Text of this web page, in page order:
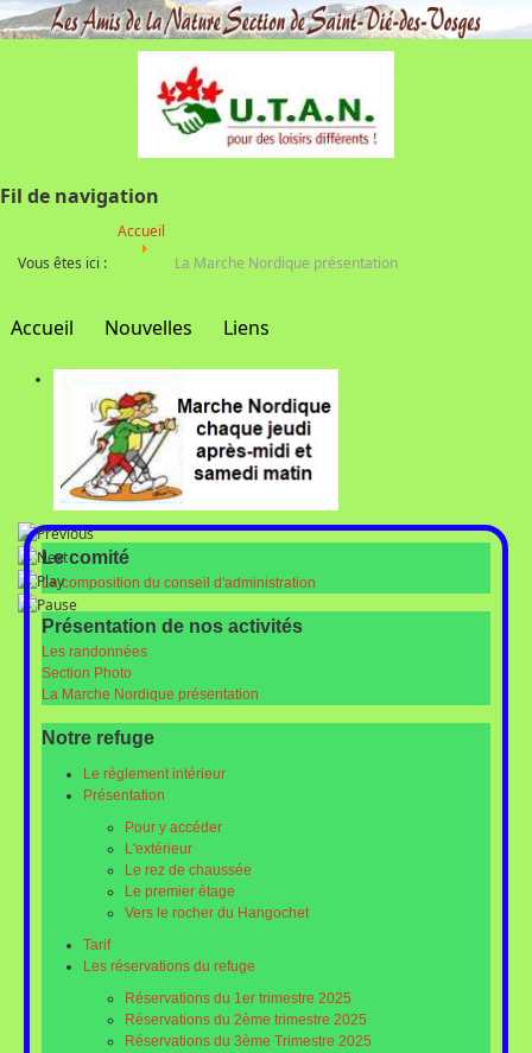
Fil de navigation
Vous êtes ici :
Accueil
La Marche Nordique présentation
Accueil Nouvelles Liens
Le comité
La composition du conseil d'administration
Présentation de nos activités
Les randonnées
Section Photo
La Marche Nordique présentation
Notre refuge
Le réglement intérieur
Présentation
Pour y accéder
L'extérieur
Le rez de chaussée
Le premier étage
Vers le rocher du Hangochet
Tarif
Les réservations du refuge
Réservations du 1er trimestre 2025
Réservations du 2ème trimestre 2025
Réservations du 3ème Trimestre 2025